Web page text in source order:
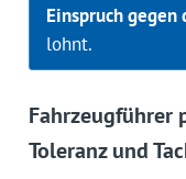
Einspruch
lohnt.
Fahrzeugführer
Toleranz und